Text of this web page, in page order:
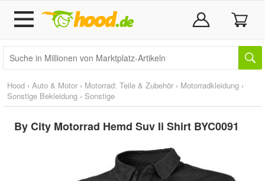
Hood › Auto & Motor › Motorrad: Teile & Zubehör › Motorradkleidung ›
Sonstige Bekleidung › Sonstige
By City Motorrad Hemd Suv Ii Shirt BYC0091